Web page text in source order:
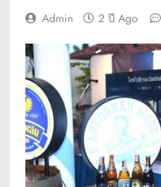
Admin 2 ปี Ago